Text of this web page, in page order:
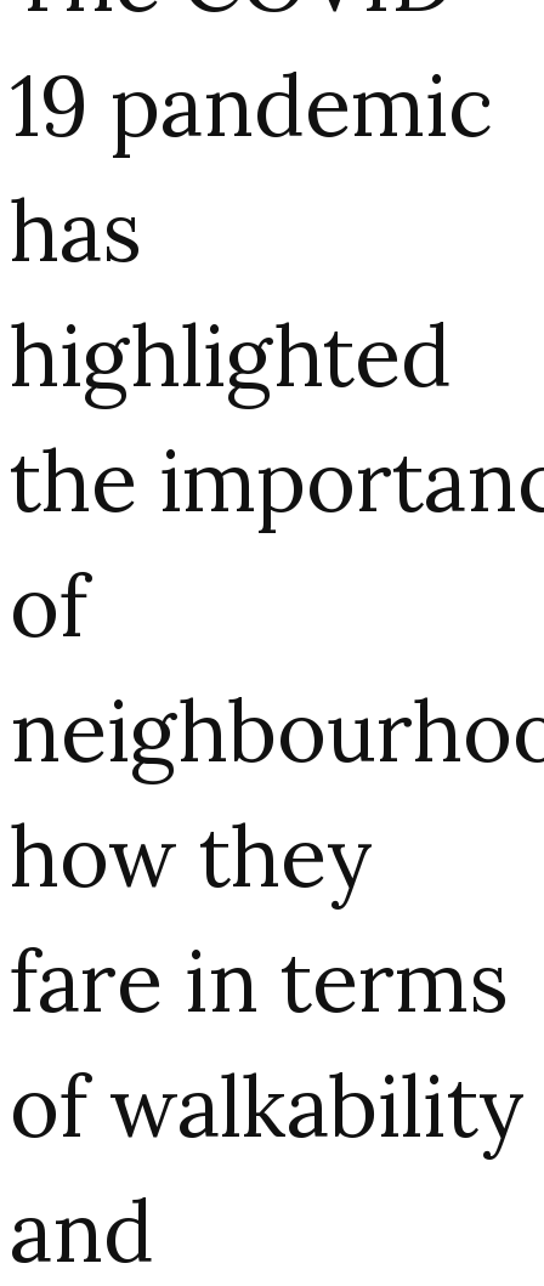
19 pandemic
has
highlighted
the
of
how they
fare in terms
of walkability
and